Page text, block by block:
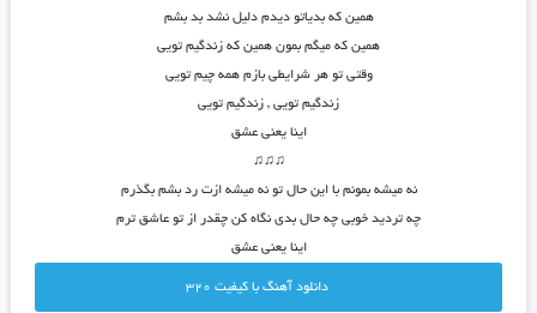
همین که بدیاتو دیدم دلیل نشد بد بشم
همین که میگم بمون همین که زندگیم تویی
وقتی تو هر شرایطی بازم همه چیم تویی
زندگیم تویی , زندگیم تویی
اینا یعنی عشق
♫♫♫
نه میشه بمونم با این حال تو نه میشه ازت رد بشم بگذرم
چه تردید خوبی چه حال بدی نگاه کن چقدر از تو عاشق ترم
اینا یعنی عشق
دانلود آهنگ با کيفيت 320